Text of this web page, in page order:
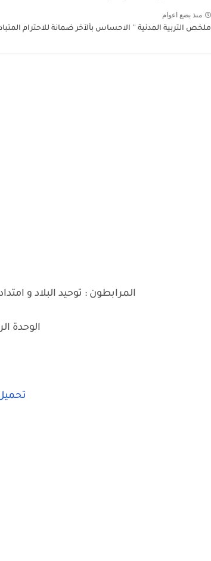
منذ بضع اعوام
ملخص التربية المدنية '' الاحساس بألآخر ضمانة للاحترام
المرابطون : توحيد البلاد و
الوحدة